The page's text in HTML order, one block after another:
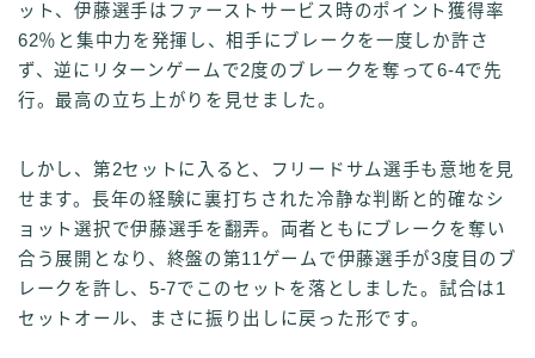
ット、伊藤選手はファーストサービス時のポイント獲得率
62％と集中力を発揮し、相手にブレークを一度しか許さ
ず、逆にリターンゲームで2度のブレークを奪って6-4で先
行。最高の立ち上がりを見せました。
しかし、第2セットに入ると、フリードサム選手も意地を見
せます。長年の経験に裏打ちされた冷静な判断と的確なシ
ョット選択で伊藤選手を翻弄。両者ともにブレークを奪い
合う展開となり、終盤の第11ゲームで伊藤選手が3度目のブ
レークを許し、5-7でこのセットを落としました。試合は1
セットオール、まさに振り出しに戻った形です。